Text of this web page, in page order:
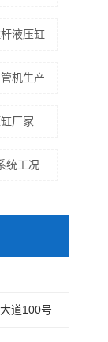
液压缸
机生产
厂家
统工况
道100号